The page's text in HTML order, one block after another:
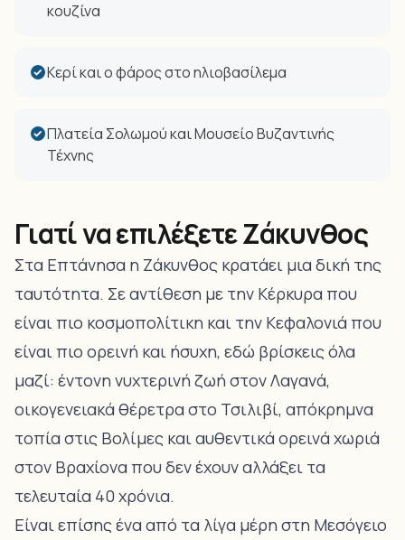
κουζίνα
Κερί και ο φάρος στο ηλιοβασίλεμα
Πλατεία Σολωμού και Μουσείο Βυζαντινής
Τέχνης
Γιατί να επιλέξετε Ζάκυνθος
Στα Επτάνησα η Ζάκυνθος κρατάει μια δική της
ταυτότητα. Σε αντίθεση με την Κέρκυρα που
είναι πιο κοσμοπολίτικη και την Κεφαλονιά που
είναι πιο ορεινή και ήσυχη, εδώ βρίσκεις όλα
μαζί: έντονη νυχτερινή ζωή στονΛαγανά,
οικογενειακά θέρετρα στο Τσιλιβί, απόκρημνα
τοπία στις Βολίμες και αυθεντικά ορεινά χωριά
στον Βραχίονα που δεν έχουν αλλάξει τα
τελευταία 40 χρόνια.
Είναι επίσης ένα από τα λίγα μέρη στη Μεσόγειο